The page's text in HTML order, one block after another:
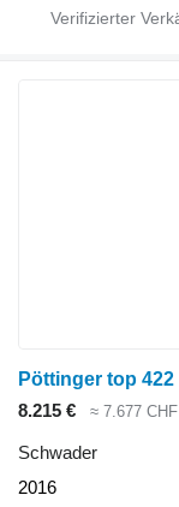
Pöttinger top 422
8.215 €
≈ 7.677 CHF
Schwader
2016